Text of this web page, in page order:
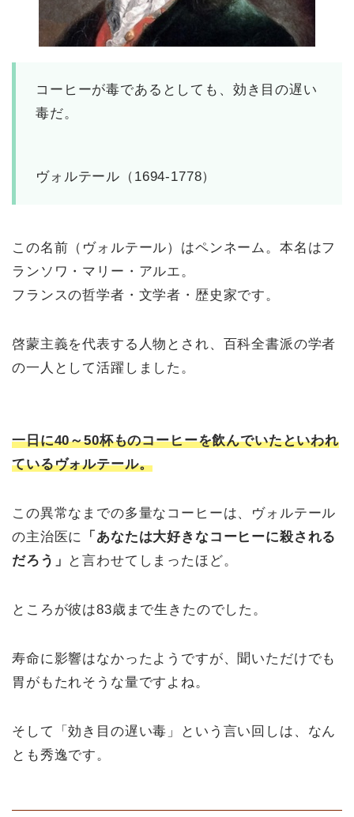
コーヒーが毒であるとしても、効き目の遅い
毒だ。
ヴォルテール（1694-1778）
この名前（ヴォルテール）はペンネーム。本名はフ
ランソワ・マリー・アルエ。
フランスの哲学者・文学者・歴史家です。
啓蒙主義を代表する人物とされ、百科全書派の学者
の一人として活躍しました。
一日に40～50杯ものコーヒーを飲んでいたといわれ
ているヴォルテール。
この異常なまでの多量なコーヒーは、ヴォルテール
の主治医に
「あなたは大好きなコーヒーに殺される
だろう」
と言わせてしまったほど。
ところが彼は83歳まで生きたのでした。
寿命に影響はなかったようですが、聞いただけでも
胃がもたれそうな量ですよね。
そして「効き目の遅い毒」という言い回しは、なん
とも秀逸です。